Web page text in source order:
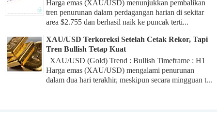
Harga emas (XAU/USD) menunjukkan pembalikan
tren penurunan dalam perdagangan harian di sekitar
area $2.755 dan berhasil naik ke puncak terti...
XAU/USD Terkoreksi Setelah Cetak Rekor, Tapi
Tren Bullish Tetap Kuat
XAU/USD (Gold) Trend : Bullish Timeframe : H1
Harga emas (XAU/USD) mengalami penurunan
dalam dua hari terakhir, meskipun secara mingguan t...